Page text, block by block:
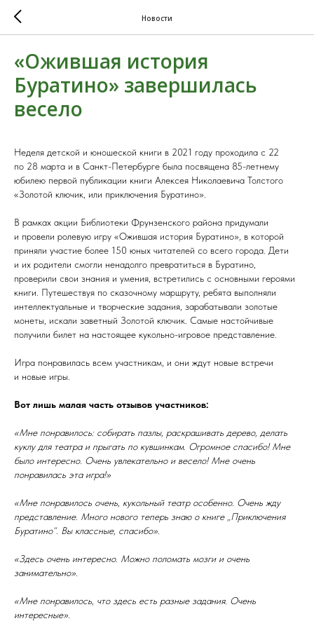
Новости
«Ожившая история
Буратино» завершилась
весело
Неделя детской и юношеской книги в 2021 году проходила с 22
по 28 марта и в Санкт-Петербурге была посвящена 85-летнему
юбилею первой публикации книги Алексея Николаевича Толстого
«Золотой ключик, или приключения Буратино».
В рамках акции Библиотеки Фрунзенского района придумали
и провели ролевую игру «Ожившая история Буратино», в которой
приняли участие более 150 юных читателей со всего города. Дети
и их родители смогли ненадолго превратиться в Буратино,
проверили свои знания и умения, встретились с основными героями
книги. Путешествуя по сказочному маршруту, ребята выполняли
интеллектуальные и творческие задания, зарабатывали золотые
монеты, искали заветный Золотой ключик. Самые настойчивые
получили билет на настоящее кукольно-игровое представление.
Игра понравилась всем участникам, и они ждут новые встречи
и новые игры.
Вот лишь малая часть отзывов участников:
«Мне понравилось: собирать пазлы, раскрашивать дерево, делать
куклу для театра и прыгать по кувшинкам. Огромное спасибо! Мне
было интересно. Очень увлекательно и весело! Мне очень
понравилась эта игра!»
«Мне понравилось очень, кукольный театр особенно. Очень жду
представление. Много нового теперь знаю о книге „Приключения
Буратино“. Вы классные, спасибо».
«Здесь очень интересно. Можно поломать мозги и очень
занимательно».
«Мне понравилось, что здесь есть разные задания. Очень
интересные».